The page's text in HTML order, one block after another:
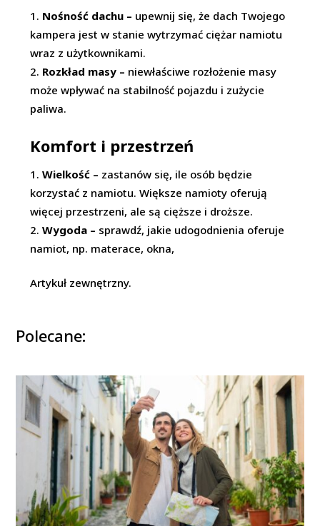
Nośność dachu – upewnij się, że dach Twojego
kampera jest w stanie wytrzymać ciężar namiotu
wraz z użytkownikami.
Rozkład masy – niewłaściwe rozłożenie masy
może wpływać na stabilność pojazdu i zużycie
paliwa.
Komfort i przestrzeń
Wielkość – zastanów się, ile osób będzie
korzystać z namiotu. Większe namioty oferują
więcej przestrzeni, ale są cięższe i droższe.
Wygoda – sprawdź, jakie udogodnienia oferuje
namiot, np. materace, okna,
Artykuł zewnętrzny.
Polecane: